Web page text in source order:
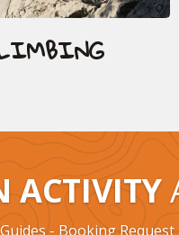
ACTIVITY
- Booking Request